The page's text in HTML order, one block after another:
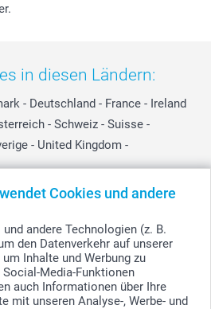
Cookies und andere
andere Technologien (z. B.
den Datenverkehr auf unserer
Inhalte und Werbung zu
Media-Funktionen
auch Informationen über Ihre
mit unseren Analyse-, Werbe- und
in diesen Ländern:
- Deutschland - France - Ireland
- Schweiz - Suisse -
- United Kingdom -
Alle Rechte vorbehalten.
Franken (CHF) inkl. MwSt. und zzgl.
Versandkosten.